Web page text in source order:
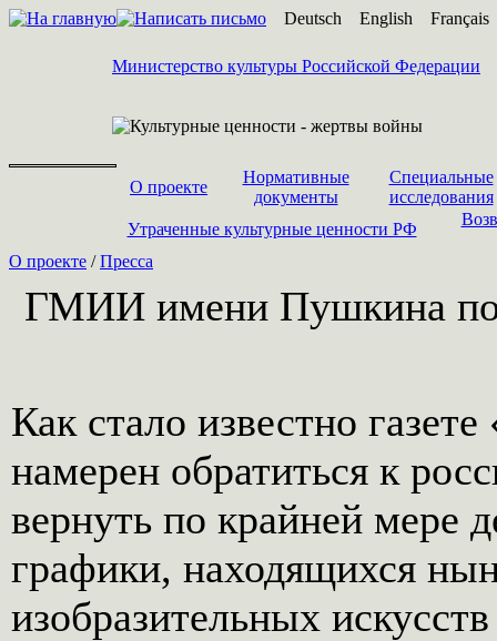
Deutsch English Français
Министерство культуры Российской Федерации
О проекте
Нормативные
документы
Специальные
исследования
Утраченные культурные ценности РФ
О проекте /Пресса
ГМИИ имени Пушкина
Как стало известно
намерен обратиться к
вернуть по крайней мере
графики, находящихся
изобразительных